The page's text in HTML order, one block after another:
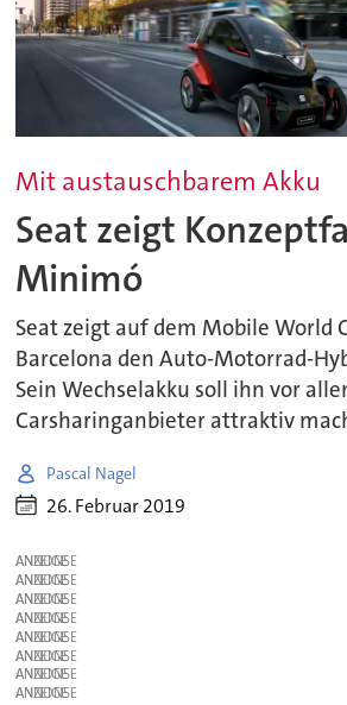
Mit austauschbarem Akku
Seat zeigt
Minimó
Seat zeigt auf dem Mobile World
Barcelona den Auto-Motorrad-
Sein Wechselakku soll ihn vor
Carsharinganbieter attraktiv
Pascal Nagel
26. Februar 2019
ANZEIGE
ANZEIGE
ANZEIGE
ANZEIGE
ANZEIGE
ANZEIGE
ANZEIGE
ANZEIGE